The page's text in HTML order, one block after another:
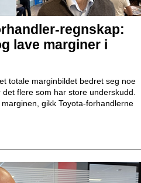
regnskap:
lave marginer i
totale marginbildet bedret seg noe
flere som har store underskudd.
gikk Toyota-forhandlerne